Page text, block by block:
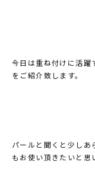
今日は重ね付けに活躍
をご紹介致します。
パールと聞くと少しあ
もお使い頂きたいと思